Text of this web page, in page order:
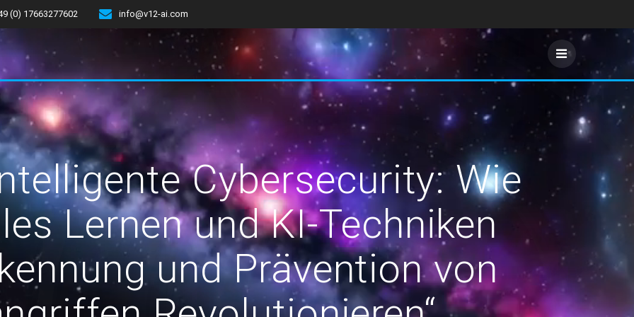
(0) 17663277602 info@v12-ai.com
Cybersecurity: Wie
Lernen und KI-Techniken
und Prävention von